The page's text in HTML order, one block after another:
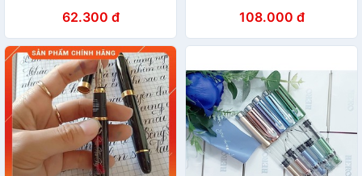
62.300 đ 108.000 đ